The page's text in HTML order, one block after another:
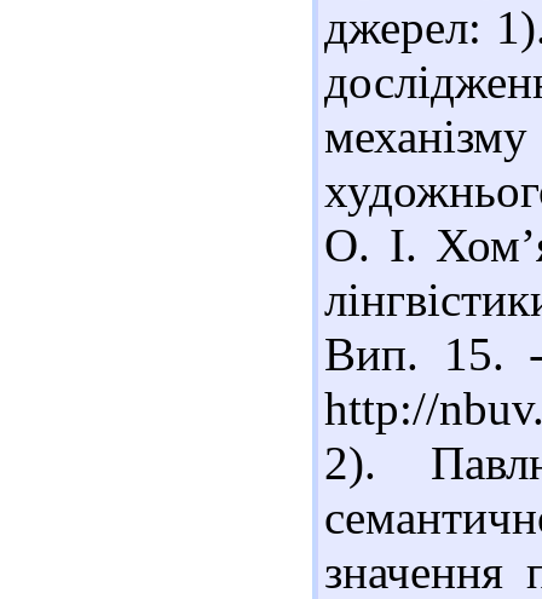
джерел:
О. І.
Вип. 15.
http://
2).
значення